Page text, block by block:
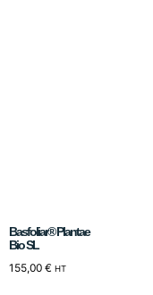
Basfoliar® Plantae
Bio SL
155,00 € HT